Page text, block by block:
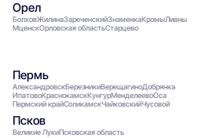
Орел
БолховЖилинаЗареченскийЗнаменкаКромыЛивны
МценскОрловская областьСтарцево
Пермь
АлександровскБерезникиВерещагиноДобрянка
ИпатовоКраснокамскКунгурМенделеевоОса
Пермский крайСоликамскЧайковскийЧусовой
Псков
Великие ЛукиПсковская область